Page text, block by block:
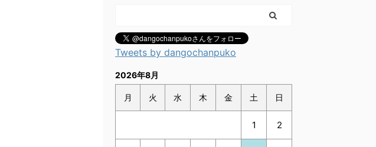
Tweets by dangochanpuko
2026年8月
月 火 水 木 金 土 日
1 2